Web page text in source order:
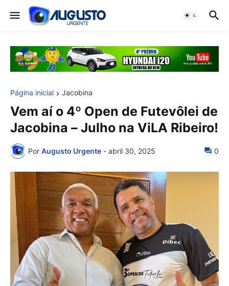
Página inicial Jacobina
Vem aí o 4º Open de Futevôlei de
Jacobina – Julho na ViLA Ribeiro!
Por Augusto Urgente - abril 30, 2025 0